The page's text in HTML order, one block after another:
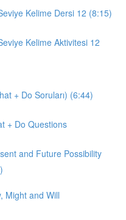
Kelime Dersi 12 (8:15)
Kelime Aktivitesi 12
+ Do Soruları) (6:44)
+ Do Questions
and Future Possibility
Might and Will